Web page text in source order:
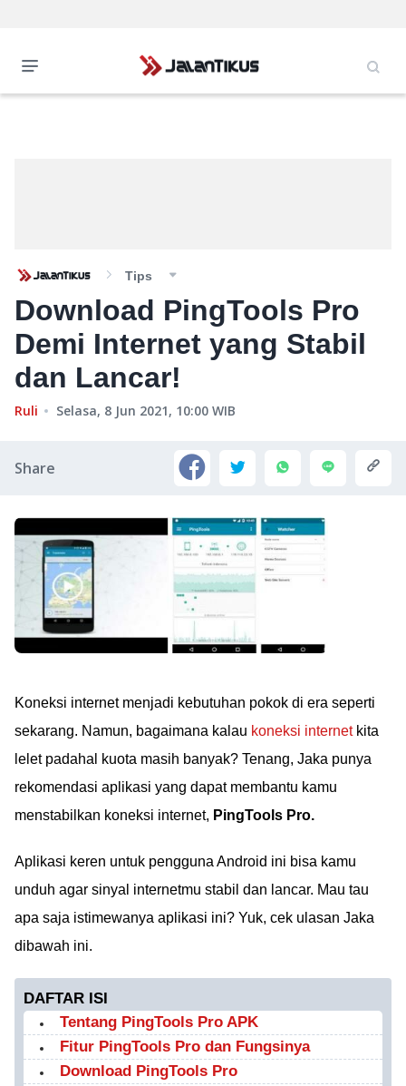
Tips
Download PingTools Pro
Demi Internet yang Stabil
dan Lancar!
Ruli Selasa, 8 Jun 2021, 10:00 WIB
Share
Koneksi internet menjadi kebutuhan pokok di era seperti
sekarang. Namun, bagaimana kalau koneksi internetkita
lelet padahal kuota masih banyak? Tenang, Jaka punya
rekomendasi aplikasi yang dapat membantu kamu
menstabilkan koneksi internet, PingTools Pro.
Aplikasi keren untuk pengguna Android ini bisa kamu
unduh agar sinyal internetmu stabil dan lancar. Mau tau
apa saja istimewanya aplikasi ini? Yuk, cek ulasan Jaka
dibawah ini.
DAFTAR ISI
Tentang PingTools Pro APK
Fitur PingTools Pro dan Fungsinya
Download PingTools Pro